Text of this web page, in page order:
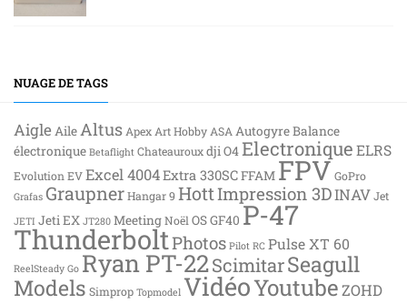
NUAGE DE TAGS
Aigle AileAltusApexArt HobbyASAAutogyreBalance
électronique Betaflight Chateaurouxdji O4Electronique ELRS
Evolution EVExcel 4004Extra 330SCFFAM FPVGoPro
Grafas GraupnerHangar 9 HottImpression 3DINAVJet
JETI Jeti EX JT280 MeetingNoëlOS GF40 P-47
ThunderboltPhotos Pilot RC Pulse XT 60
ReelSteady Go Ryan PT-22ScimitarSeagull
Models Simprop Topmodel VidéoYoutubeZOHD